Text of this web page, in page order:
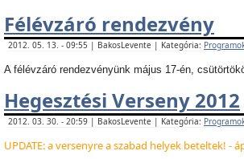
Félévzáró rendezvény
2012. 05. 13. - 09:55 | BakosLevente | Kategória:
A félévzáró rendezvényünk május 17-én,
Hegesztési Verseny 2012
2012. 03. 30. - 20:59 | BakosLevente | Kategória:
UPDATE: a versenyre a szabad helyek beteltek! -